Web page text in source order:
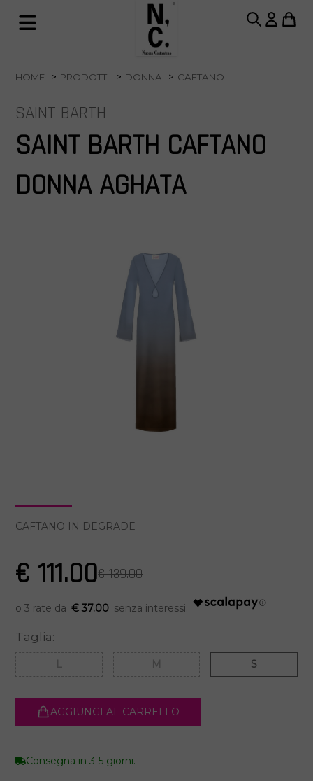
HOME PRODOTTI DONNA CAFTANO
SAINT BARTH
SAINT BARTH CAFTANO
DONNA AGHATA
CAFTANO IN DEGRADE
€ 111.00€ 139.00
€ 37.00
Taglia:
L M S
AGGIUNGI AL CARRELLO
Consegna in 3-5 giorni.